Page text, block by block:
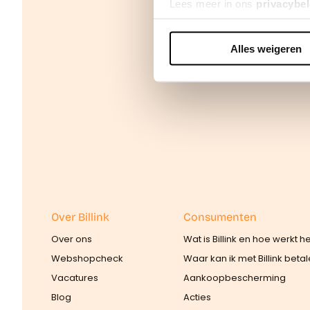
Lees meer in ons
We werken samen met42
Alles weigeren
Over Billink
Over ons
Webshopcheck
Vacatures
Blog
Consumenten
Wat is Billink en hoe werkt
Waar kan ik met Billink
Aankoopbescherming
Acties